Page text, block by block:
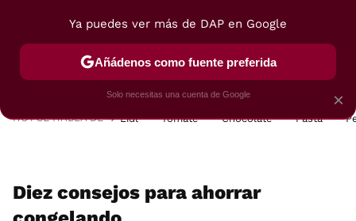
POSTRES VIAJES SELECCIÓN VEGUI
HOY SE HABLA DE Lidl Tomate Chocolate Pasta
Diez consejos para ahorrar
×
Ya puedes ver más de DAP en Google
Añádenos como fuente preferida
Solo necesitas una cuenta de Google